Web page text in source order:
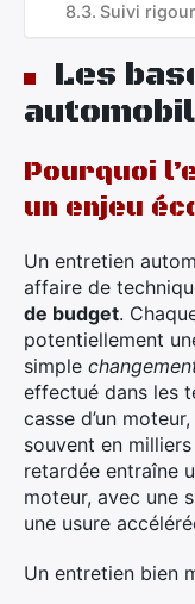
Suivi
Les
Pourquoi
un enjeu
Un entretien
affaire de
de budget.
potentiellement
simple
effectué dans les
casse d’un
souvent en
retardée entraîne
moteur, avec une
une usure
Un entretien bien